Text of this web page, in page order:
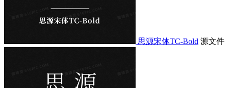
思源宋体TC-Bold 源文件